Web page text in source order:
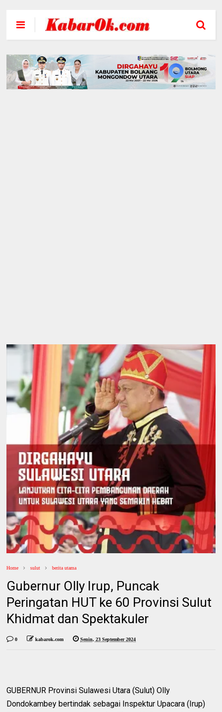
Home sulut berita utama
Gubernur Olly Irup, Puncak
Peringatan HUT ke 60 Provinsi Sulut
Khidmat dan Spektakuler
0 kabarok.com Senin, 23 September 2024
GUBERNUR Provinsi Sulawesi Utara (Sulut) Olly
Dondokambey bertindak sebagai Inspektur Upacara (Irup)